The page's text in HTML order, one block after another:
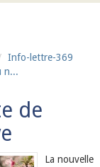
Info-lettre-369
n...
de
La nouvelle